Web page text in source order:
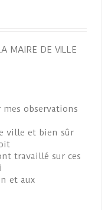
MAIRE DE VILLE
mes observations
ville et bien sûr
travaillé sur ces
et aux